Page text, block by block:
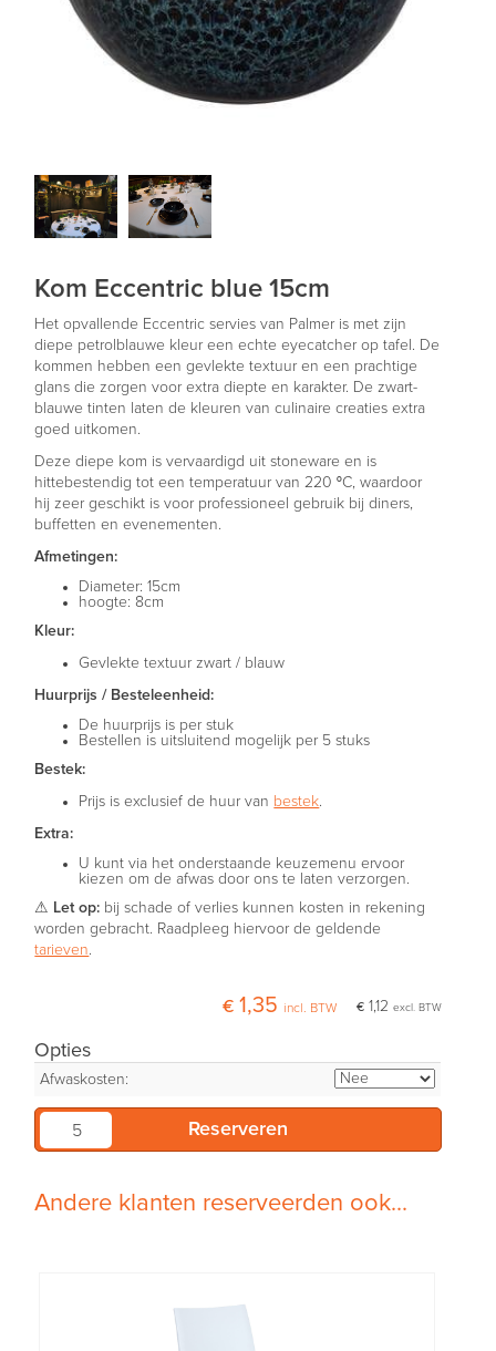
Kom Eccentric blue 15cm
Het opvallende Eccentric servies van Palmer is met zijn
diepe petrolblauwe kleur een echte eyecatcher op tafel. De
kommen hebben een gevlekte textuur en een prachtige
glans die zorgen voor extra diepte en karakter. De zwart-
blauwe tinten laten de kleuren van culinaire creaties extra
goed uitkomen.
Deze diepe kom is vervaardigd uit stoneware en is
hittebestendig tot een temperatuur van 220 °C, waardoor
hij zeer geschikt is voor professioneel gebruik bij diners,
buffetten en evenementen.
Afmetingen:
Diameter: 15cm
hoogte: 8cm
Kleur:
Gevlekte textuur zwart / blauw
Huurprijs / Besteleenheid:
De huurprijs is per stuk
Bestellen is uitsluitend mogelijk per 5 stuks
Bestek:
Prijs is exclusief de huur van bestek.
Extra:
U kunt via het onderstaande keuzemenu ervoor
kiezen om de afwas door ons te laten verzorgen.
⚠ Let op: bij schade of verlies kunnen kosten in rekening
worden gebracht. Raadpleeg hiervoor de geldende
tarieven.
€ 1,12 excl. BTW
€ 1,35 incl. BTW
Opties
Afwaskosten:
Andere klanten reserveerden ook...